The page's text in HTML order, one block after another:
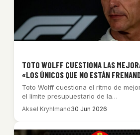
TOTO WOLFF CUESTIONA LAS
«LOS ÚNICOS QUE NO ESTÁN
Toto Wolff cuestiona el ritmo de
el límite presupuestario de la…
Aksel Kryhlmand30 Jun 2026